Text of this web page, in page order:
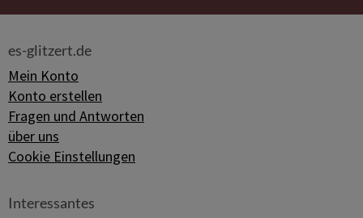
es-glitzert.de
Mein Konto
Konto erstellen
Fragen und Antworten
über uns
Cookie Einstellungen
Interessantes